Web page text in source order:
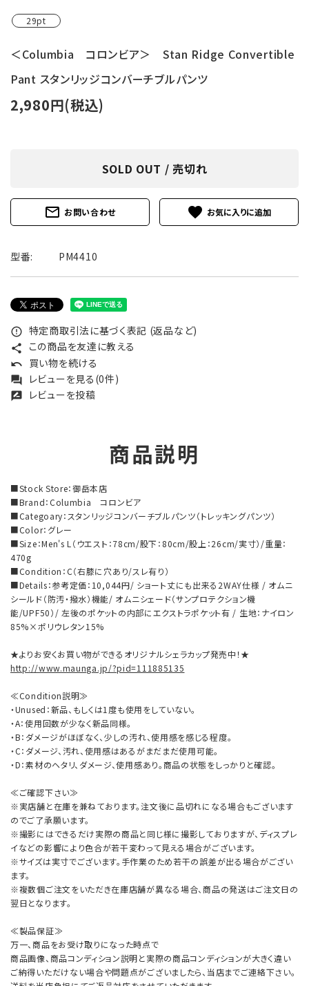
29pt
＜Columbia コロンビア＞ Stan Ridge Convertible
Pant スタンリッジコンバーチブルパンツ
2,980円(税込)
SOLD OUT / 売切れ
mail_outline お問い合わせ favorite
型番: PM4410
error_outline 特定商取引法に基づく表記 (返品など)
share この商品を友達に教える
undo 買い物を続ける
forum レビューを見る(0件)
rate_review レビューを投稿
商品説明
■Stock Store：御岳本店
■Brand：Columbia コロンビア
■Categoary：スタンリッジコンバーチブルパンツ（トレッキングパンツ）
■Color：グレー
■Size：Men's L（ウエスト：78cm/股下：80cm/股上：26cm/実寸）/重量：
470g
■Condition：C（右膝に穴あり/スレ有り）
■Details：参考定価：10,044円/ ショート丈にも出来る2WAY仕様 / オムニ
シールド（防汚・撥水）機能/ オムニシェード（サンプロテクション機
能/UPF50）/ 左後のポケットの内部にエクストラポケット有 / 生地：ナイロン
85%×ポリウレタン15%
★よりお安くお買い物ができるオリジナルシェラカップ発売中！★
http://www.maunga.jp/?pid=111885135
≪Condition説明≫
・Unused：新品、もしくは1度も使用をしていない。
・A：使用回数が少なく新品同様。
・B：ダメージがほぼなく、少しの汚れ、使用感を感じる程度。
・C：ダメージ、汚れ、使用感はあるがまだまだ使用可能。
・D：素材のヘタリ、ダメージ、使用感あり。商品の状態をしっかりと確認。
≪ご確認下さい≫
※実店舗と在庫を兼ねております。注文後に品切れになる場合もございます
のでご了承願います。
※撮影にはできるだけ実際の商品と同じ様に撮影しておりますが、ディスプレ
イなどの影響により色合が若干変わって見える場合がございます。
※サイズは実寸でございます。手作業のため若干の誤差が出る場合がござい
ます。
※複数個ご注文をいただき在庫店舗が異なる場合、商品の発送はご注文日の
翌日となります。
≪製品保証≫
万一、商品をお受け取りになった時点で
商品画像、商品コンディション説明と実際の商品コンディションが大きく違い
ご納得いただけない場合や問題点がございましたら、当店までご連絡下さい。